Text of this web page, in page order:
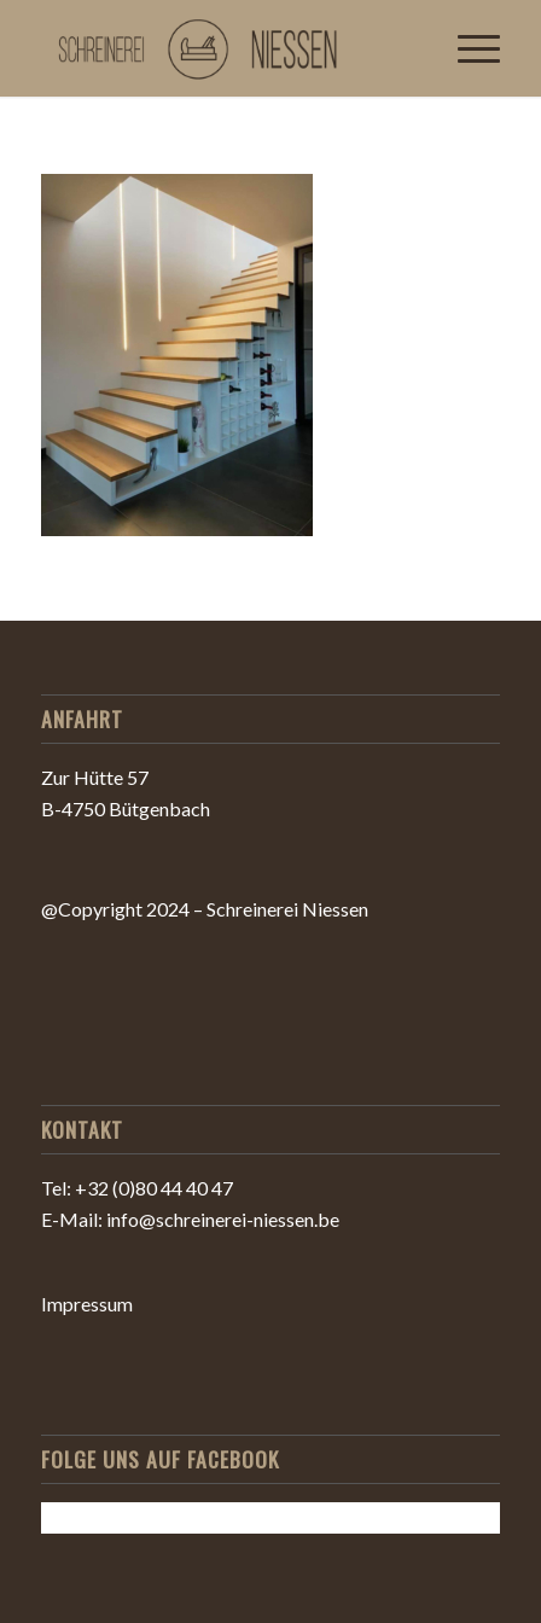
ANFAHRT
Zur Hütte 57
B-4750 Bütgenbach
@Copyright 2024 – Schreinerei Niessen
KONTAKT
Tel: +32 (0)80 44 40 47
E-Mail: info@schreinerei-niessen.be
Impressum
FOLGE UNS AUF FACEBOOK